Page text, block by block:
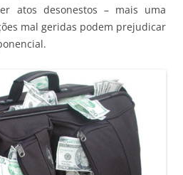
atos desonestos – mais uma
mal geridas podem prejudicar